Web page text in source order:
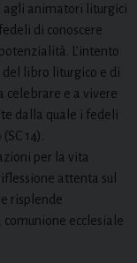
agli animatori liturgici
di conoscere
L’intento
del libro liturgico e di
celebrare e a vivere
dalla quale i fedeli
14).
per la vita
attenta sul
risplende
comunione ecclesiale